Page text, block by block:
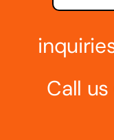
Call us